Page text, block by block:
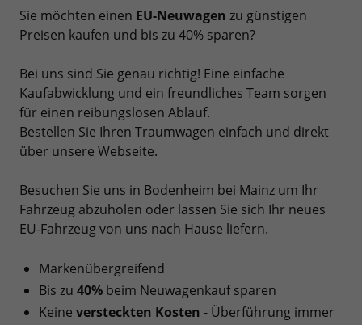
Sie möchten einen EU-Neuwagen zu günstigen
Preisen kaufen und bis zu 40% sparen?
Bei uns sind Sie genau richtig! Eine einfache
Kaufabwicklung und ein freundliches Team sorgen
für einen reibungslosen Ablauf.
Bestellen Sie Ihren Traumwagen einfach und direkt
über unsere Webseite.
Besuchen Sie uns in Bodenheim bei Mainz um Ihr
Fahrzeug abzuholen oder lassen Sie sich Ihr neues
EU-Fahrzeug von uns nach Hause liefern.
Markenübergreifend
Bis zu 40% beim Neuwagenkauf sparen
Keine versteckten Kosten - Überführung immer